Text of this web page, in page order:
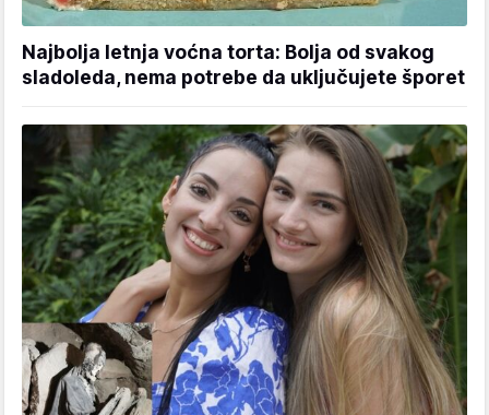
Najbolja letnja voćna torta: Bolja od svakog
sladoleda, nema potrebe da uključujete šporet